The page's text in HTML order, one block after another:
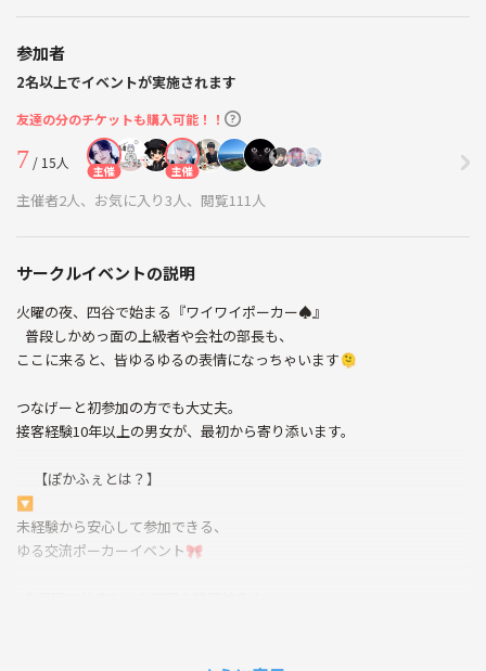
参加者
2名以上でイベントが実施されます
友達の分のチケットも購入可能！！
7 / 15人 主催 主催
主催者2人、お気に入り3人、閲覧111人
サークルイベントの説明
火曜の夜、四谷で始まる『ワイワイポーカー♠️』
普段しかめっ面の上級者や会社の部長も、
ここに来ると、皆ゆるゆるの表情になっちゃいます🫠
つなげーと初参加の方でも大丈夫。
接客経験10年以上の男女が、最初から寄り添います。
【ぽかふぇとは？】
🔽
未経験から安心して参加できる、
ゆる交流ポーカーイベント🎀